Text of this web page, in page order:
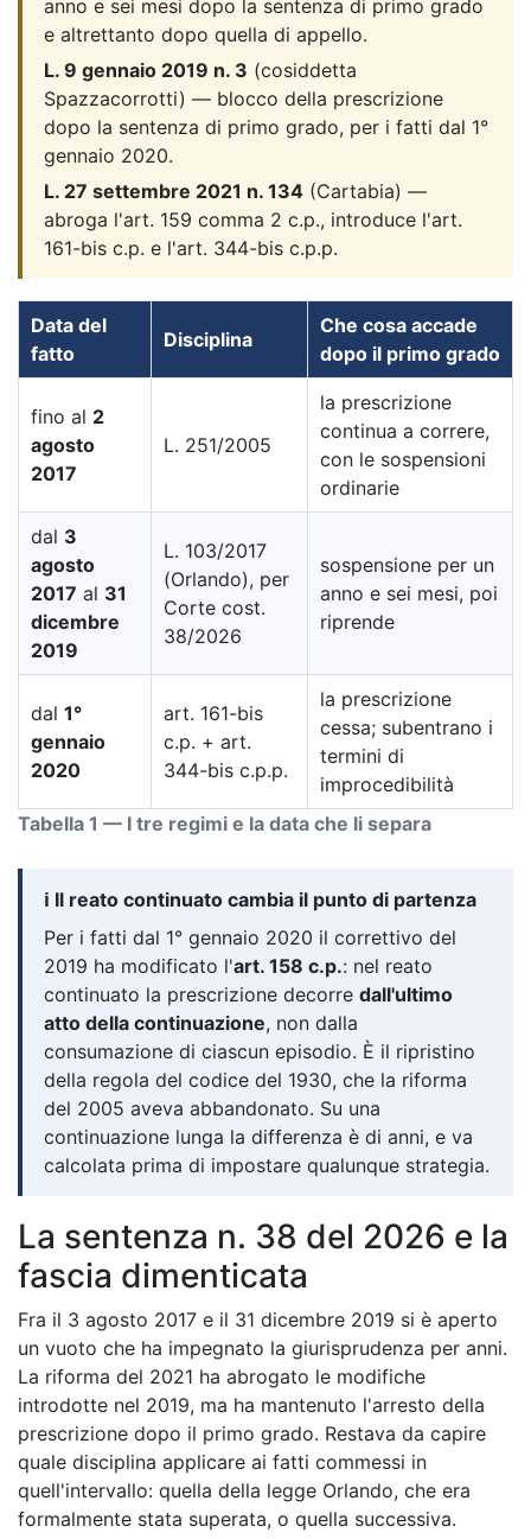
anno e sei mesi dopo la sentenza di primo grado
e altrettanto dopo quella di appello.
L. 9 gennaio 2019 n. 3 (cosiddetta
Spazzacorrotti) — blocco della prescrizione
dopo la sentenza di primo grado, per i fatti dal 1°
gennaio 2020.
L. 27 settembre 2021 n. 134 (Cartabia) —
abroga l'art. 159 comma 2 c.p., introduce l'art.
161-bis c.p. e l'art. 344-bis c.p.p.
Tabella 1 — I tre regimi e la data che li separa
Data del
fatto
Disciplina
Che cosa accade
dopo il primo grado
fino al 2
agosto
2017
L. 251/2005
la prescrizione
continua a correre,
con le sospensioni
ordinarie
dal 3
agosto
2017 al 31
dicembre
2019
L. 103/2017
(Orlando), per
Corte cost.
38/2026
sospensione per un
anno e sei mesi, poi
riprende
dal 1°
gennaio
2020
art. 161-bis
c.p. + art.
344-bis c.p.p.
la prescrizione
cessa; subentrano i
termini di
improcedibilità
ℹ️ Il reato continuato cambia il punto di partenza
Per i fatti dal 1° gennaio 2020 il correttivo del
2019 ha modificato l'art. 158 c.p.: nel reato
continuato la prescrizione decorre dall'ultimo
atto della continuazione, non dalla
consumazione di ciascun episodio. È il ripristino
della regola del codice del 1930, che la riforma
del 2005 aveva abbandonato. Su una
continuazione lunga la differenza è di anni, e va
calcolata prima di impostare qualunque strategia.
La sentenza n. 38 del 2026 e la
fascia dimenticata
Fra il 3 agosto 2017 e il 31 dicembre 2019 si è aperto
un vuoto che ha impegnato la giurisprudenza per anni.
La riforma del 2021 ha abrogato le modifiche
introdotte nel 2019, ma ha mantenuto l'arresto della
prescrizione dopo il primo grado. Restava da capire
quale disciplina applicare ai fatti commessi in
quell'intervallo: quella della legge Orlando, che era
formalmente stata superata, o quella successiva.